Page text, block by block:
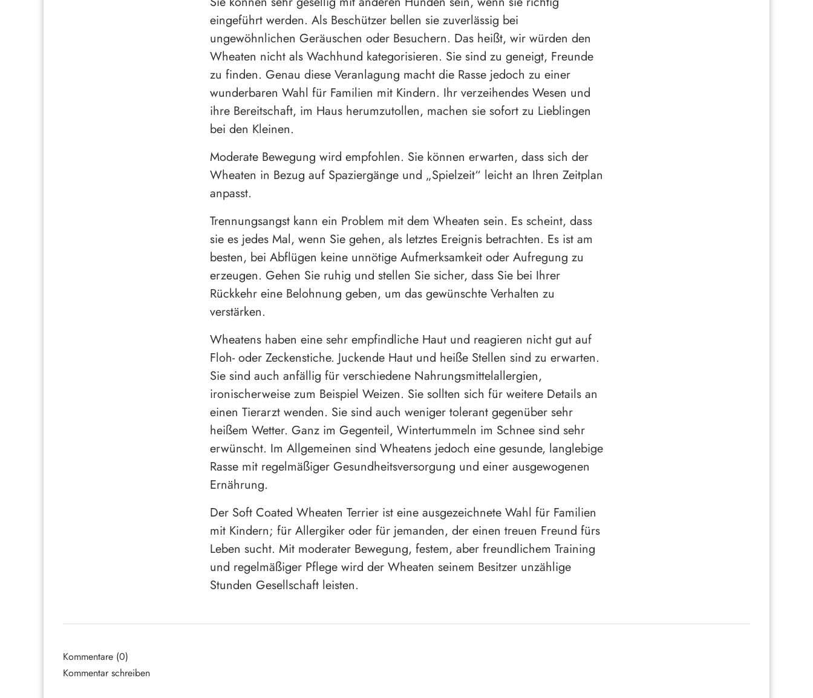
eingeführt werden. Als Beschützer bellen sie zuverlässig bei
ungewöhnlichen Geräuschen oder Besuchern. Das heißt, wir würden den
Wheaten nicht als Wachhund kategorisieren. Sie sind zu geneigt, Freunde
zu finden. Genau diese Veranlagung macht die Rasse jedoch zu einer
wunderbaren Wahl für Familien mit Kindern. Ihr verzeihendes Wesen und
ihre Bereitschaft, im Haus herumzutollen, machen sie sofort zu Lieblingen
bei den Kleinen.
Moderate Bewegung wird empfohlen. Sie können erwarten, dass sich der
Wheaten in Bezug auf Spaziergänge und „Spielzeit“ leicht an Ihren Zeitplan
anpasst.
Trennungsangst kann ein Problem mit dem Wheaten sein. Es scheint, dass
sie es jedes Mal, wenn Sie gehen, als letztes Ereignis betrachten. Es ist am
besten, bei Abflügen keine unnötige Aufmerksamkeit oder Aufregung zu
erzeugen. Gehen Sie ruhig und stellen Sie sicher, dass Sie bei Ihrer
Rückkehr eine Belohnung geben, um das gewünschte Verhalten zu
verstärken.
Wheatens haben eine sehr empfindliche Haut und reagieren nicht gut auf
Floh- oder Zeckenstiche. Juckende Haut und heiße Stellen sind zu erwarten.
Sie sind auch anfällig für verschiedene Nahrungsmittelallergien,
ironischerweise zum Beispiel Weizen. Sie sollten sich für weitere Details an
einen Tierarzt wenden. Sie sind auch weniger tolerant gegenüber sehr
heißem Wetter. Ganz im Gegenteil, Wintertummeln im Schnee sind sehr
erwünscht. Im Allgemeinen sind Wheatens jedoch eine gesunde, langlebige
Rasse mit regelmäßiger Gesundheitsversorgung und einer ausgewogenen
Ernährung.
Der Soft Coated Wheaten Terrier ist eine ausgezeichnete Wahl für Familien
mit Kindern; für Allergiker oder für jemanden, der einen treuen Freund fürs
Leben sucht. Mit moderater Bewegung, festem, aber freundlichem Training
und regelmäßiger Pflege wird der Wheaten seinem Besitzer unzählige
Stunden Gesellschaft leisten.
Kommentare (0)
Kommentar schreiben